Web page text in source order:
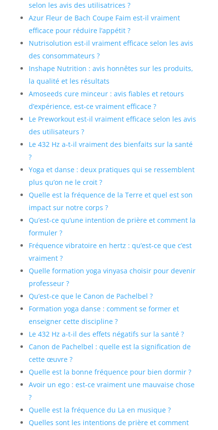
selon les avis des utilisatrices ?
Azur Fleur de Bach Coupe Faim est-il vraiment
efficace pour réduire l’appétit ?
Nutrisolution est-il vraiment efficace selon les avis
des consommateurs ?
Inshape Nutrition : avis honnêtes sur les produits,
la qualité et les résultats
Amoseeds cure minceur : avis fiables et retours
d’expérience, est-ce vraiment efficace ?
Le Preworkout est-il vraiment efficace selon les avis
des utilisateurs ?
Le 432 Hz a-t-il vraiment des bienfaits sur la santé
?
Yoga et danse : deux pratiques qui se ressemblent
plus qu’on ne le croit ?
Quelle est la fréquence de la Terre et quel est son
impact sur notre corps ?
Qu’est-ce qu’une intention de prière et comment la
formuler ?
Fréquence vibratoire en hertz : qu’est-ce que c’est
vraiment ?
Quelle formation yoga vinyasa choisir pour devenir
professeur ?
Qu’est-ce que le Canon de Pachelbel ?
Formation yoga danse : comment se former et
enseigner cette discipline ?
Le 432 Hz a-t-il des effets négatifs sur la santé ?
Canon de Pachelbel : quelle est la signification de
cette œuvre ?
Quelle est la bonne fréquence pour bien dormir ?
Avoir un ego : est-ce vraiment une mauvaise chose
?
Quelle est la fréquence du La en musique ?
Quelles sont les intentions de prière et comment